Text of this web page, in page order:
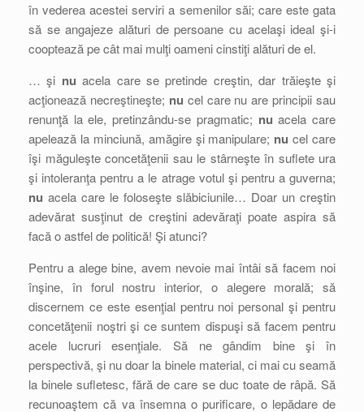
în vederea acestei serviri a semenilor săi; care este gata
să se angajeze alături de persoane cu acelaşi ideal şi-i
cooptează pe cât mai mulţi oameni cinstiţi alături de el.
… şi nu acela care se pretinde creştin, dar trăieşte şi
acţionează necreştineşte; nu cel care nu are principii sau
renunţă la ele, pretinzându-se pragmatic; nu acela care
apelează la minciună, amăgire şi manipulare; nucel care
îşi măguleşte concetăţenii sau le stârneşte în suflete ura
şi intoleranţa pentru a le atrage votul şi pentru a guverna;
nu acela care le foloseşte slăbiciunile… Doar un creştin
adevărat susţinut de creştini adevăraţi poate aspira să
facă o astfel de politică! Şi atunci?
Pentru a alege bine, avem nevoie mai întâi să facem noi
înşine, în forul nostru interior, o alegere morală; să
discernem ce este esenţial pentru noi personal şi pentru
concetăţenii noştri şi ce suntem dispuşi să facem pentru
acele lucruri esenţiale. Să ne gândim bine şi în
perspectivă, şi nu doar la binele material, ci mai cu seamă
la binele sufletesc, fără de care se duc toate de râpă. Să
recunoaştem că va însemna o purificare, o lepădare de